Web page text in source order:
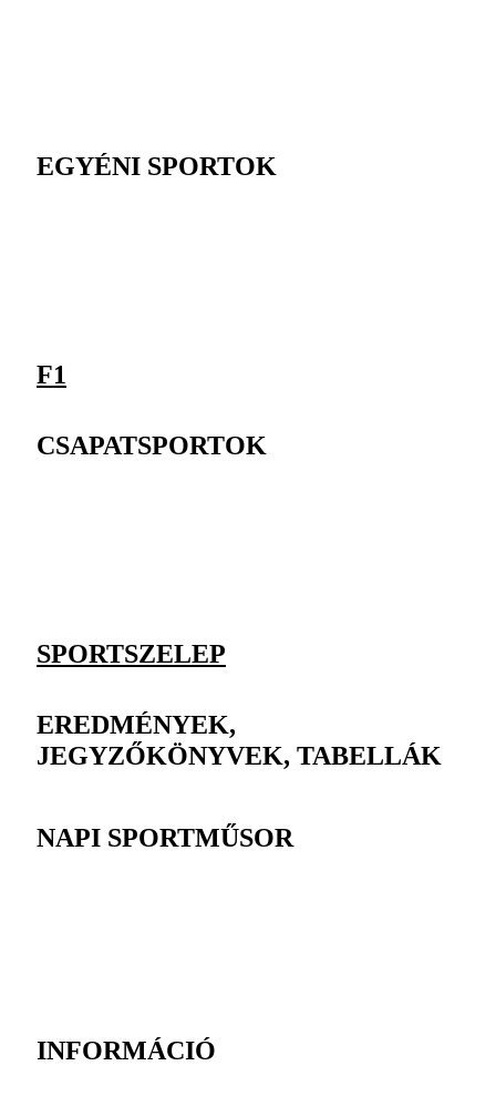
EGYÉNI SPORTOK
F1
CSAPATSPORTOK
SPORTSZELEP
EREDMÉNYEK,
JEGYZŐKÖNYVEK, TABELLÁK
NAPI SPORTMŰSOR
INFORMÁCIÓ